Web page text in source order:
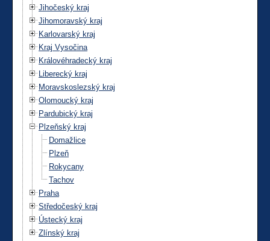
Jihočeský kraj
Jihomoravský kraj
Karlovarský kraj
Kraj Vysočina
Královéhradecký kraj
Liberecký kraj
Moravskoslezský kraj
Olomoucký kraj
Pardubický kraj
Plzeňský kraj
Domažlice
Plzeň
Rokycany
Tachov
Praha
Středočeský kraj
Ústecký kraj
Zlínský kraj